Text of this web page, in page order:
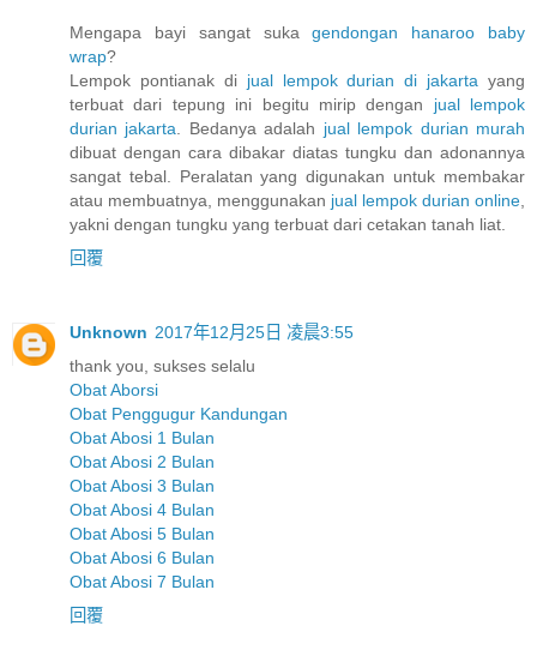
Mengapa bayi sangat sukagendongan hanaroo baby
wrap?
Lempok pontianak di jual lempok durian di jakarta yang
terbuat dari tepung ini begitu mirip dengan jual lempok
durian jakarta . Bedanya adalah jual lempok durian murah
dibuat dengan cara dibakar diatas tungku dan adonannya
sangat tebal. Peralatan yang digunakan untuk membakar
atau membuatnya, menggunakan jual lempok durian online
yakni dengan tungku yang terbuat dari cetakan tanah liat.
回覆
Unknown 2017年12月25日 凌晨3:55
thank you, sukses selalu
Obat Aborsi
Obat Penggugur Kandungan
Obat Abosi 1 Bulan
Obat Abosi 2 Bulan
Obat Abosi 3 Bulan
Obat Abosi 4 Bulan
Obat Abosi 5 Bulan
Obat Abosi 6 Bulan
Obat Abosi 7 Bulan
回覆